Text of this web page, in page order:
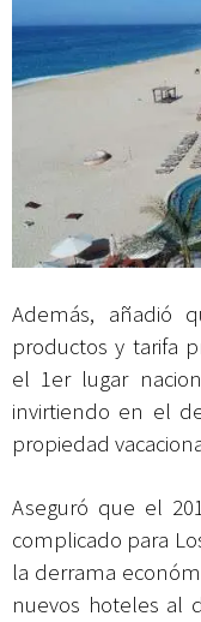
Además, añadió
productos y tarifa
el 1er lugar
invirtiendo en el
propiedad
Aseguró que el
complicado para
la derrama
nuevos hoteles al